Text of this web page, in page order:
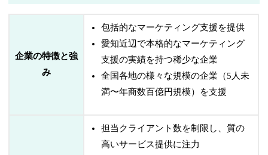
企業の特徴と強
み
包括的なマーケティング支援を提供
愛知近辺で本格的なマーケティング
支援の実績を持つ稀少な企業
全国各地の様々な規模の企業（5人未
満〜年商数百億円規模）を支援
担当クライアント数を制限し、質の
高いサービス提供に注力